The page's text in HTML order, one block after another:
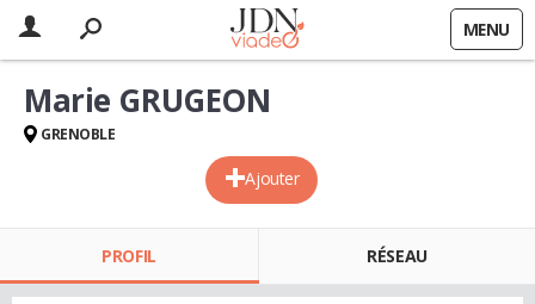
MENU
Ajouter
Marie GRUGEON
GRENOBLE
PROFIL RÉSEAU